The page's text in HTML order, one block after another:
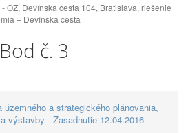
OZ, Devínska cesta 104, Bratislava, riešenie
– Devínska cesta
Bod č. 3
územného a strategického plánovania,
výstavby - Zasadnutie 12.04.2016